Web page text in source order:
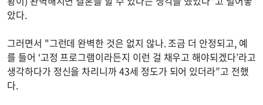
았다.
그러면서 "그런데 완벽한 것은 없지 않나. 조금 더 안정되고, 예
를 들어 ‘고정 프로그램이라든지 이런 걸 채우고 해야되겠다’라고
생각하다가 정신을 차리니까 43세 정도가 되어 있더라”고 전했
다.